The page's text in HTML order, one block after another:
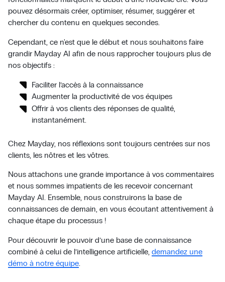
pouvez désormais créer, optimiser, résumer, suggérer et
chercher du contenu en quelques secondes.
Cependant, ce n'est que le début et nous souhaitons faire
grandir Mayday AI afin de nous rapprocher toujours plus de
nos objectifs :
Faciliter l’accès à la connaissance
Augmenter la productivité de vos équipes
Offrir à vos clients des réponses de qualité,
instantanément.
Chez Mayday, nos réflexions sont toujours centrées sur nos
clients, les nôtres et les vôtres.
Nous attachons une grande importance à vos commentaires
et nous sommes impatients de les recevoir concernant
Mayday AI. Ensemble, nous construirons la base de
connaissances de demain, en vous écoutant attentivement à
chaque étape du processus !
Pour découvrir le pouvoir d’une base de connaissance
combiné à celui de l’intelligence artificielle, demandez une
démo à notre équipe.